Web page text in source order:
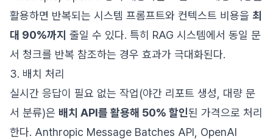
활용하면 반복되는 시스템 프롬프트와 컨텍스트 비용을 최
대 90%까지 줄일 수 있다. 특히 RAG 시스템에서 동일 문
서 청크를 반복 참조하는 경우 효과가 극대화된다.
3. 배치 처리
실시간 응답이 필요 없는 작업(야간 리포트 생성, 대량 문
서 분류)은 배치 API를 활용해 50% 할인된 가격으로 처리
한다. Anthropic Message Batches API, OpenAI